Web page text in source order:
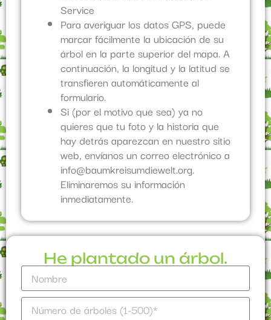
Service
Para averiguar los datos GPS, puede
marcar fácilmente la ubicación de su
árbol en la parte superior del mapa. A
continuación, la longitud y la latitud se
transfieren automáticamente al
formulario.
Si (por el motivo que sea) ya no
quieres que tu foto y la historia que
hay detrás aparezcan en nuestro sitio
web, envíanos un correo electrónico a
info@baumkreisumdiewelt.org.
Eliminaremos su información
inmediatamente.
He plantado un árbol.